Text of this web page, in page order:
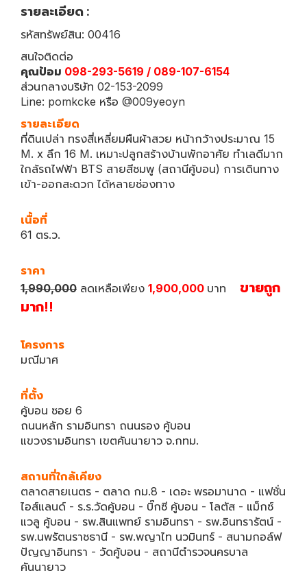
รายละเอียด :
รหัสทรัพย์สิน: 00416
สนใจติดต่อ
คุณป้อม 098-293-5619 / 089-107-6154
ส่วนกลางบริษัท 02-153-2099
Line: pomkcke หรือ @009yeoyn
รายละเอียด
ที่ดินเปล่า ทรงสี่เหลี่ยมผืนผ้าสวย หน้ากว้างประมาณ 15
M. x ลึก 16 M. เหมาะปลูกสร้างบ้านพักอาศัย ทำเลดีมาก
ใกล้รถไฟฟ้า BTS สายสีชมพู (สถานีคู้บอน) การเดินทาง
เข้า-ออกสะดวก ได้หลายช่องทาง
เนื้อที่
61 ตร.ว.
ราคา
1,990,000 ลดเหลือเพียง 1,900,000 บาท
ขายถูก
มาก!!
โครงการ
มณีมาศ
ที่ตั้ง
คู้บอน ซอย 6
ถนนหลัก รามอินทรา ถนนรอง คู้บอน
แขวงรามอินทรา เขตคันนายาว จ.กทม.
สถานที่ใกล้เคียง
ตลาดสายเนตร - ตลาด กม.8 - เดอะ พรอมานาด - แฟชั่น
ไอส์แลนด์ - ร.ร.วัดคู้บอน - บิ๊กซี คู้บอน - โลตัส - แม็กซ์
แวลู คู้บอน - รพ.สินแพทย์ รามอินทรา - รพ.อินทรารัตน์ -
รพ.นพรัตนราชธานี - รพ.พญาไท นวมินทร์ - สนามกอล์ฟ
ปัญญาอินทรา - วัดคู้บอน - สถานีตำรวจนครบาล
คันนายาว